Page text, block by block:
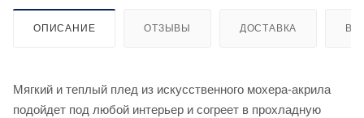
ОПИСАНИЕ ОТЗЫВЫ ДОСТАВКА
Мягкий и теплый плед из искусственного мохера-акрила
подойдет под любой интерьер и согреет в прохладную